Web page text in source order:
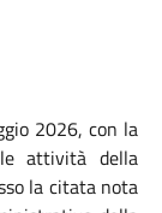
2026, con la
attività della
la citata nota